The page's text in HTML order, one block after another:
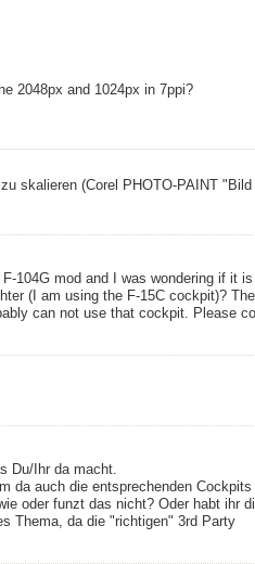
2048px and 1024px in 7ppi?
skalieren (Corel PHOTO-PAINT "Bild
104G mod and I was wondering if it is
(I am using the F-15C cockpit)?
can not use that cockpit. Please
Du/Ihr da macht.
da auch die entsprechenden
oder funzt das nicht? Oder habt ihr
Thema, da die "richtigen" 3rd Party